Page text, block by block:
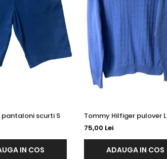
Tom Tailor pantaloni scurti S
IN COS
Tommy Hilfiger pulover L
75,00 Lei
ADAUGA IN COS